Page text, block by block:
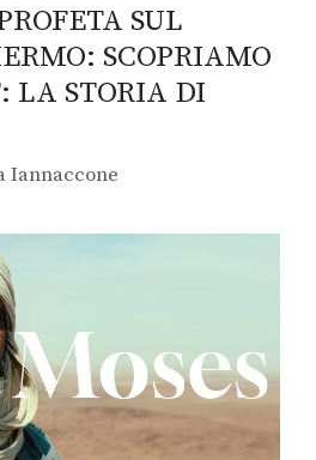
SUL
SCOPRIAMO
LA STORIA DI
Iannaccone